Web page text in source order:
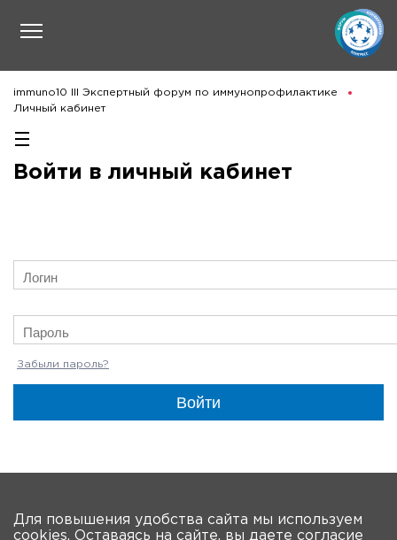
immuno10 III Экспертный форум по иммунопрофилактике
Личный кабинет
Войти в личный кабинет
Забыли пароль?
Войти
Для повышения удобства сайта мы используем
cookies. Оставаясь на сайте, вы даете согласие